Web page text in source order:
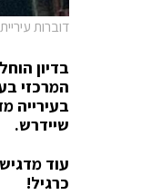
דוברות
בדיון
בעירייה
שיידרש.
עוד
כרגיל!